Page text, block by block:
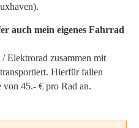
auch mein eigenes Fahrrad
Elektrorad zusammen mit
Hierfür fallen
von 45.- € pro Rad an.